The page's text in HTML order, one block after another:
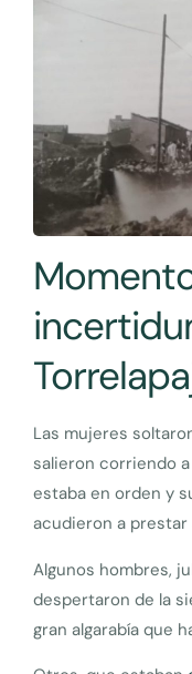
Las mujeres
salieron corriendo
estaba en orden y
acudieron a prestar
Algunos hombres,
despertaron de la
gran algarabía que